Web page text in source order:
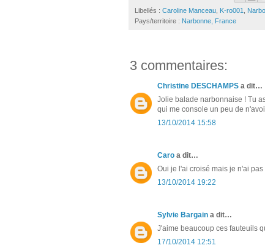
Libellés : Caroline Manceau K-ro001
Pays/territoire : Narbonne, France
3 commentaires:
Christine DESCHAMPS a dit…
Jolie balade narbonnaise ! Tu
qui me console un peu de
13/10/2014 15:58
Caro a dit…
Oui je l'ai croisé mais je n'ai
13/10/2014 19:22
Sylvie Bargain a dit…
J'aime beaucoup ces fauteuils
17/10/2014 12:51